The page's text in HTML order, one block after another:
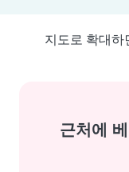
지도로 확대하
근처에